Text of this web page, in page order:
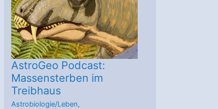
AstroGeo Podcast:
Massensterben im
Treibhaus
Astrobiologie/Leben,